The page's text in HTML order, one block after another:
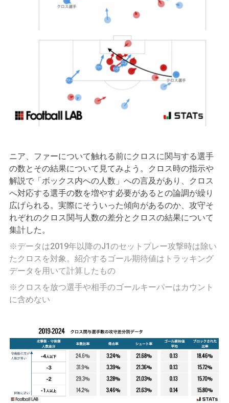
ニア、ファーについて触れる前にクロスに関与する選手
の数とその結果について見てみよう。クロス時の指示や
解説で「ボックス内への人数」への言及があり、クロス
へ対応する選手の数を増やす必要があるとの論調が繰り
広げられる。実際にそういった傾向があるのか、攻守そ
れぞれのクロス関与人数の差分とクロスの結果について
集計した。
※データは2019年以降のJ1のセットプレー攻撃時は除い
たクロスを対象。紹介するゴール期待値はトラッキング
データを用いて計算したもの
※クロスを放つ選手や相手のゴールキーパーはカウント
に含めない